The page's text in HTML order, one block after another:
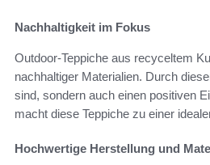
Nachhaltigkeit im Fokus
Outdoor-Teppiche aus recyceltem
nachhaltiger Materialien. Durch
sind, sondern auch einen positiven
macht diese Teppiche zu einer
Hochwertige Herstellung und